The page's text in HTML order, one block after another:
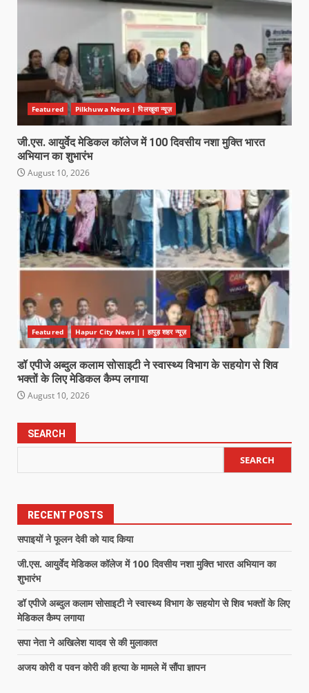
Featured Pilkhuwa News | पिलखुवा न्यूज़
जी.एस. आयुर्वेद मेडिकल कॉलेज में 100 दिवसीय नशा मुक्ति भारत
अभियान का शुभारंभ
August 10, 2026
Featured Hapur City News || हापुड़ शहर न्यूज़
डॉ एपीजे अब्दुल कलाम सोसाइटी ने स्वास्थ्य विभाग के सहयोग से शिव
भक्तों के लिए मेडिकल कैम्प लगाया
August 10, 2026
SEARCH
SEARCH
RECENT POSTS
सपाइयों ने फूलन देवी को याद किया
जी.एस. आयुर्वेद मेडिकल कॉलेज में 100 दिवसीय नशा मुक्ति भारत अभियान का
शुभारंभ
डॉ एपीजे अब्दुल कलाम सोसाइटी ने स्वास्थ्य विभाग के सहयोग से शिव भक्तों के लिए
मेडिकल कैम्प लगाया
सपा नेता ने अखिलेश यादव से की मुलाकात
अजय कोरी व पवन कोरी की हत्या के मामले में सौंपा ज्ञापन